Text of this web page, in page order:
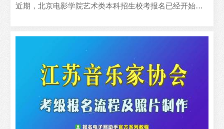
近期，北京电影学院艺术类本科招生校考报名已经开始，